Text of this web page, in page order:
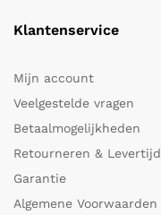
Klantenservice
Mijn account
Veelgestelde vragen
Betaalmogelijkheden
Retourneren & Levertijd
Garantie
Algemene Voorwaarden